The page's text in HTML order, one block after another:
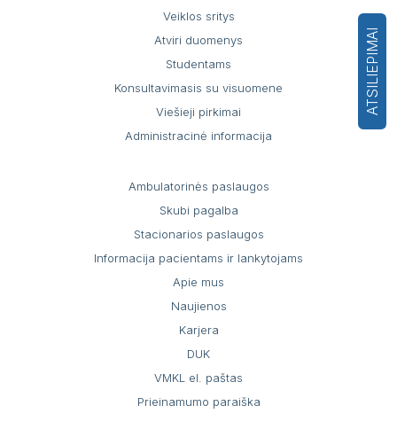
Veiklos sritys
Atviri duomenys
Studentams
Konsultavimasis su visuomene
Viešieji pirkimai
Administracinė informacija
Ambulatorinės paslaugos
Skubi pagalba
Stacionarios paslaugos
Informacija pacientams ir lankytojams
Apie mus
Naujienos
Karjera
DUK
VMKL el. paštas
Prieinamumo paraiška
ATSILIEPIMAI